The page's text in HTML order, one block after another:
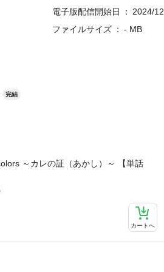
完結
～カレの証（あかし）～ 【単話
カートへ
電子版配信開始日
2024/
ファイルサイズ
- MB